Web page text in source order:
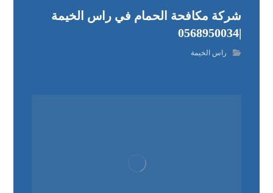
شركة مكافحة الحمام في راس الخيمة
|0568950034
راس الخيمة